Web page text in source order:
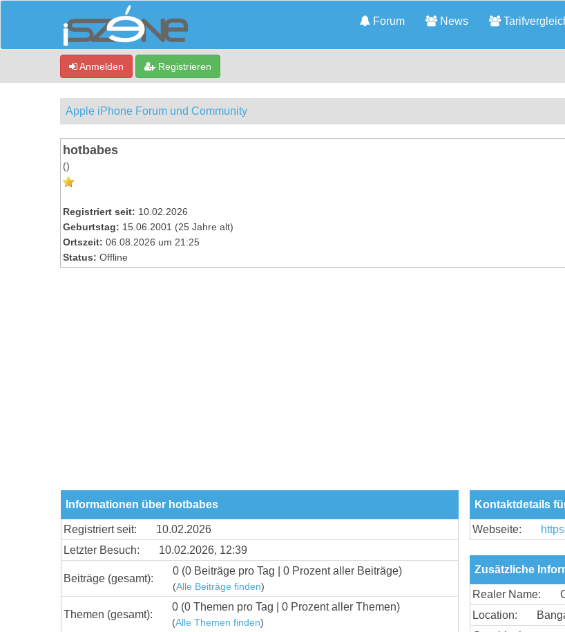
Forum News
Anmelden Registrieren
Apple iPhone Forum und Community
hotbabes
()
Registriert seit: 10.02.2026
Geburtstag: 15.06.2001 (25 Jahre alt)
Ortszeit: 06.08.2026 um 21:25
Status: Offline
Informationen über hotbabes
Registriert seit:
10.02.2026
Letzter Besuch:
10.02.2026, 12:39
Beiträge (gesamt):
0 (0 Beiträge pro Tag | 0 Prozent aller Beiträge)
(Alle Beiträge finden)
Themen (gesamt):
0 (0 Themen pro Tag | 0 Prozent aller Themen)
(Alle Themen finden)
Kontaktdetails
Webseite:
Zusätzliche
Realer Name:
Location: